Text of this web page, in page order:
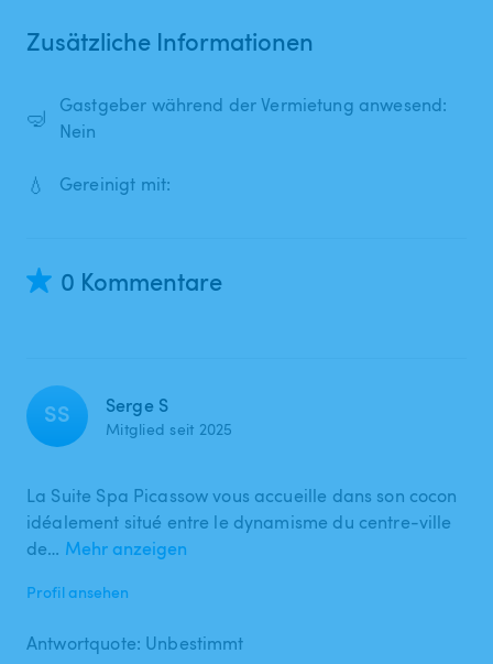
Zusätzliche Informationen
🤿
Gastgeber während der Vermietung anwesend:
Nein
💧 Gereinigt mit:
0 Kommentare
SS Serge S
Mitglied seit 2025
La Suite Spa Picassow vous accueille dans son cocon
idéalement situé entre le dynamisme du centre-ville
de… Mehr anzeigen
Profil ansehen
Antwortquote: Unbestimmt